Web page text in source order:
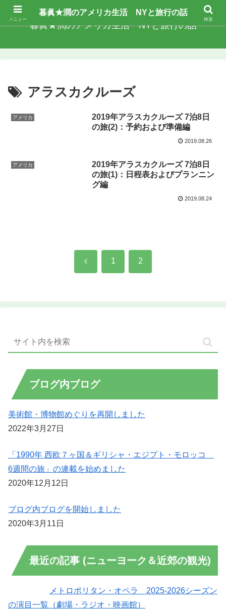
暮眞★潤のアメリカ生活 NYと旅行の話
アラスカクルーズ
アメリカ
2019年アラスカクルーズ 7泊8日
の旅(2)：予約および準備編
2019.08.26
アメリカ
2019年アラスカクルーズ 7泊8日
の旅(1)：日程表およびプランニン
グ編
2019.08.24
1 2
ブログ内ブログ
美術館・博物館めぐりを再開しました
2022年3月27日
「1990年 西欧７ヶ国＆ギリシャ・エジプト・モロッコ
6週間の旅」の連載を始めました
2020年12月12日
ブログ内ブログを開始しました
2020年3月11日
最近の記事 (ニューヨーク＆近郊の観光)
メトロポリタン・オペラ 2025-2026シーズン
の演目一覧（劇場・ラジオ・映画館）
メニュー
暮眞★潤のアメリカ生活 NYと旅行の話
検索